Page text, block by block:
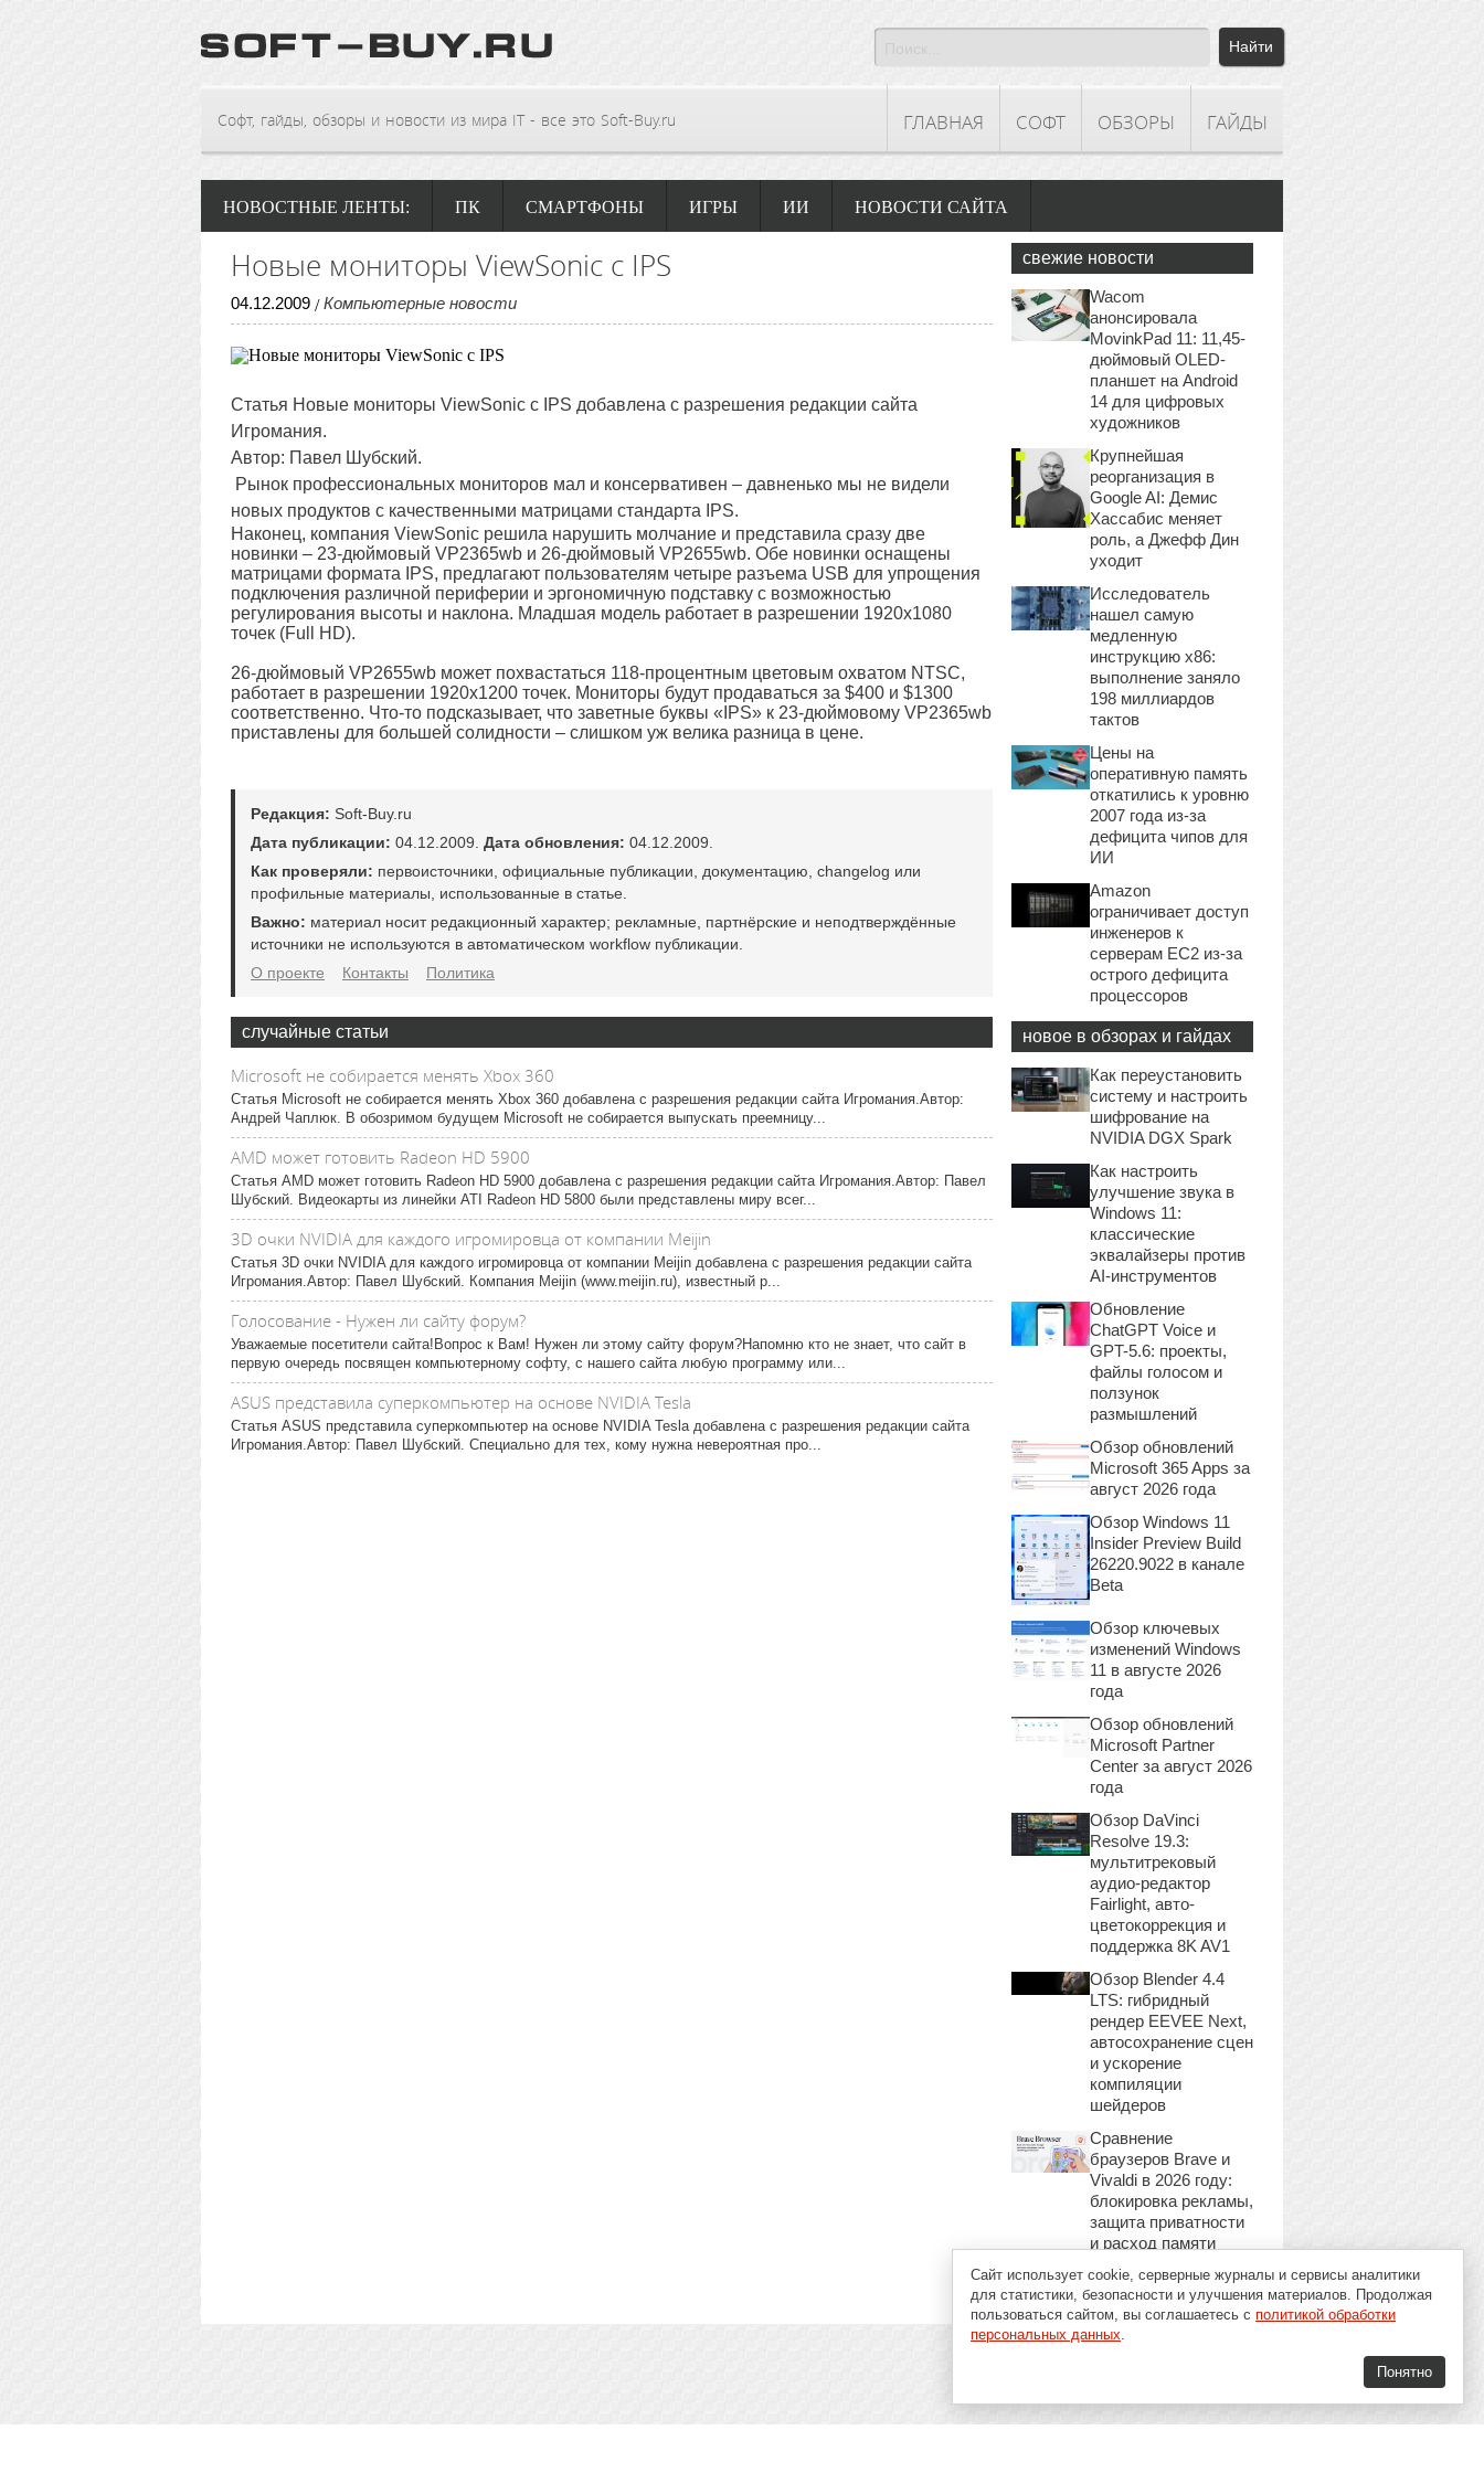
Софт, гайды, обзоры и новости из мира IT - все это Soft-Buy.ru ГЛАВНАЯ СОФТ ОБЗОРЫ ГАЙДЫ
НОВОСТНЫЕ ЛЕНТЫ: ПК СМАРТФОНЫ ИГРЫ ИИ НОВОСТИ САЙТА
Новые мониторы ViewSonic с IPS
04.12.2009 / Компьютерные новости
Статья Новые мониторы ViewSonic с IPS добавлена с разрешения редакции сайта
Игромания.
Автор: Павел Шубский.
Рынок профессиональных мониторов мал и консервативен – давненько мы не видели
новых продуктов с качественными матрицами стандарта IPS.
Наконец, компания ViewSonic решила нарушить молчание и представила сразу две
новинки – 23-дюймовый VP2365wb и 26-дюймовый VP2655wb. Обе новинки оснащены
матрицами формата IPS, предлагают пользователям четыре разъема USB для упрощения
подключения различной периферии и эргономичную подставку с возможностью
регулирования высоты и наклона. Младшая модель работает в разрешении 1920х1080
точек (Full HD).
26-дюймовый VP2655wb может похвастаться 118-процентным цветовым охватом NTSC,
работает в разрешении 1920х1200 точек. Мониторы будут продаваться за $400 и $1300
соответственно. Что-то подсказывает, что заветные буквы «IPS» к 23-дюймовому VP2365wb
приставлены для большей солидности – слишком уж велика разница в цене.
Редакция: Soft-Buy.ru
Дата публикации: 04.12.2009. Дата обновления: 04.12.2009.
Как проверяли: первоисточники, официальные публикации, документацию, changelog или
профильные материалы, использованные в статье.
Важно: материал носит редакционный характер; рекламные, партнёрские и неподтверждённые
источники не используются в автоматическом workflow публикации.
О проекте
Контакты Политика
случайные статьи
Microsoft не собирается менять Xbox 360
Статья Microsoft не собирается менять Xbox 360 добавлена с разрешения редакции сайта Игромания.Автор:
Андрей Чаплюк. В обозримом будущем Microsoft не собирается выпускать преемницу...
AMD может готовить Radeon HD 5900
Статья AMD может готовить Radeon HD 5900 добавлена с разрешения редакции сайта Игромания.Автор: Павел
Шубский. Видеокарты из линейки ATI Radeon HD 5800 были представлены миру всег...
3D очки NVIDIA для каждого игромировца от компании Meijin
Статья 3D очки NVIDIA для каждого игромировца от компании Meijin добавлена с разрешения редакции сайта
Игромания.Автор: Павел Шубский. Компания Meijin (www.meijin.ru), известный р...
Голосование - Нужен ли сайту форум?
Уважаемые посетители сайта!Вопрос к Вам! Нужен ли этому сайту форум?Напомню кто не знает, что сайт в
первую очередь посвящен компьютерному софту, с нашего сайта любую программу или...
ASUS представила суперкомпьютер на основе NVIDIA Tesla
Статья ASUS представила суперкомпьютер на основе NVIDIA Tesla добавлена с разрешения редакции сайта
Игромания.Автор: Павел Шубский. Специально для тех, кому нужна невероятная про...
свежие новости
Wacom
анонсировала
MovinkPad 11: 11,45-
дюймовый OLED-
планшет на Android
14 для цифровых
художников
Крупнейшая
реорганизация в
Google AI: Демис
Хассабис меняет
роль, а Джефф Дин
уходит
Исследователь
нашел самую
медленную
инструкцию x86:
выполнение заняло
198 миллиардов
тактов
Цены на
оперативную память
откатились к уровню
2007 года из-за
дефицита чипов для
ИИ
Amazon
ограничивает доступ
инженеров к
серверам EC2 из-за
острого дефицита
процессоров
новое в обзорах и гайдах
Как переустановить
систему и настроить
шифрование на
NVIDIA DGX Spark
Как настроить
улучшение звука в
Windows 11:
классические
эквалайзеры против
AI-инструментов
Обновление
ChatGPT Voice и
GPT-5.6: проекты,
файлы голосом и
ползунок
размышлений
Обзор обновлений
Microsoft 365 Apps за
август 2026 года
Обзор Windows 11
Insider Preview Build
26220.9022 в канале
Beta
Обзор ключевых
изменений Windows
11 в августе 2026
года
Обзор обновлений
Microsoft Partner
Center за август 2026
года
Обзор DaVinci
Resolve 19.3:
мультитрековый
аудио-редактор
Fairlight, авто-
цветокоррекция и
поддержка 8K AV1
Обзор Blender 4.4
LTS: гибридный
рендер EEVEE Next,
автосохранение сцен
и ускорение
компиляции
шейдеров
Сравнение
браузеров Brave и
Vivaldi в 2026 году:
блокировка рекламы,
защита приватности
и расход памяти
Сайт использует cookie, серверные журналы и сервисы аналитики
для статистики, безопасности и улучшения материалов. Продолжая
пользоваться сайтом, вы соглашаетесь с политикой обработки
персональных данных.
Понятно